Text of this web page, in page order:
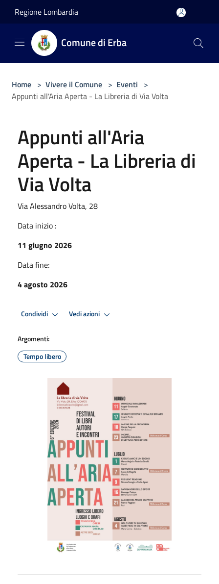
Regione Lombardia
Comune di Erba
Home > Vivere il Comune > Eventi >
Appunti all'Aria Aperta - La Libreria di Via Volta
Appunti all'Aria
Aperta - La Libreria di
Via Volta
Via Alessandro Volta, 28
Data inizio :
11 giugno 2026
Data fine:
4 agosto 2026
Condividi Vedi azioni
Argomenti:
Tempo libero